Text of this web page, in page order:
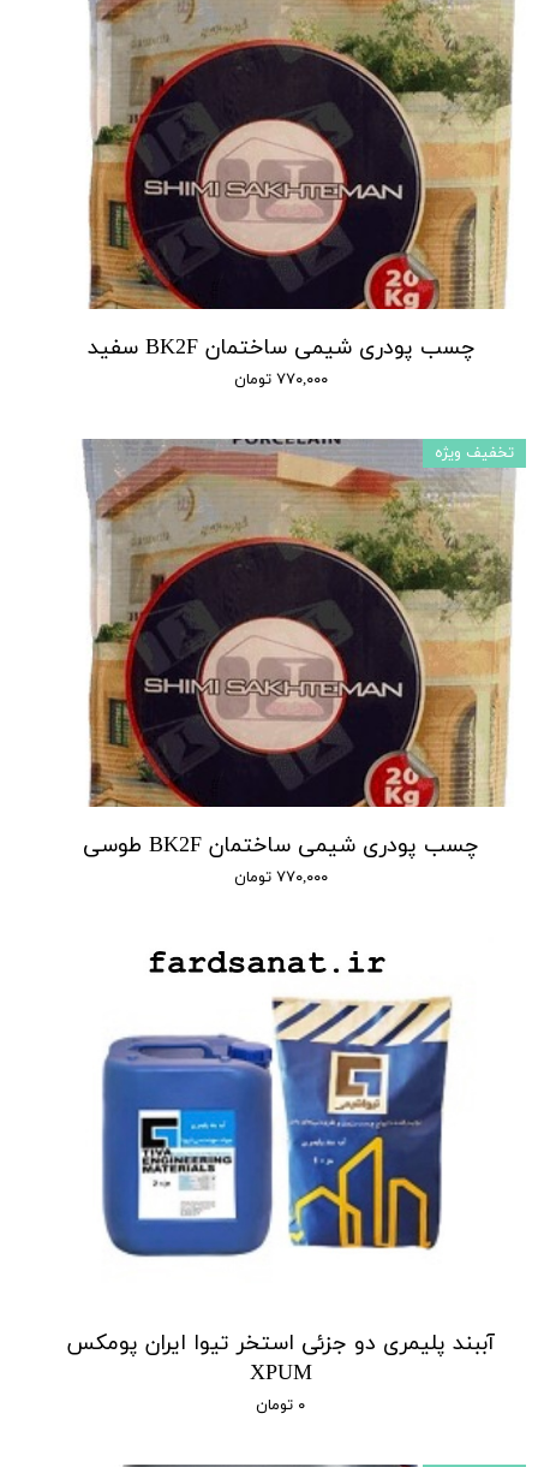
چسب پودری شیمی ساختمان BK2F سفید
۷۷۰,۰۰۰ تومان
چسب پودری شیمی ساختمان BK2F طوسی
۷۷۰,۰۰۰ تومان
تخفیف ویژه
آببند پلیمری دو جزئی استخر تیوا ایران پومکس
XPUM
۰ تومان